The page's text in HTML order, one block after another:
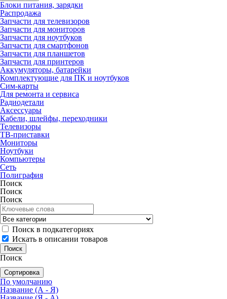
Блоки питания, зарядки
Распродажа
Запчасти для телевизоров
Запчасти для мониторов
Запчасти для ноутбуков
Запчасти для смартфонов
Запчасти для планшетов
Запчасти для принтеров
Аккумуляторы, батарейки
Комплектующие для ПК и ноутбуков
Сим-карты
Для ремонта и сервиса
Радиодетали
Аксессуары
Кабели, шлейфы, переходники
Телевизоры
ТВ-приставки
Мониторы
Ноутбуки
Компьютеры
Сеть
Полиграфия
Поиск
Поиск
Поиск
Поиск в подкатегориях
Искать в описании товаров
Поиск
Сортировка
По умолчанию
Название (А - Я)